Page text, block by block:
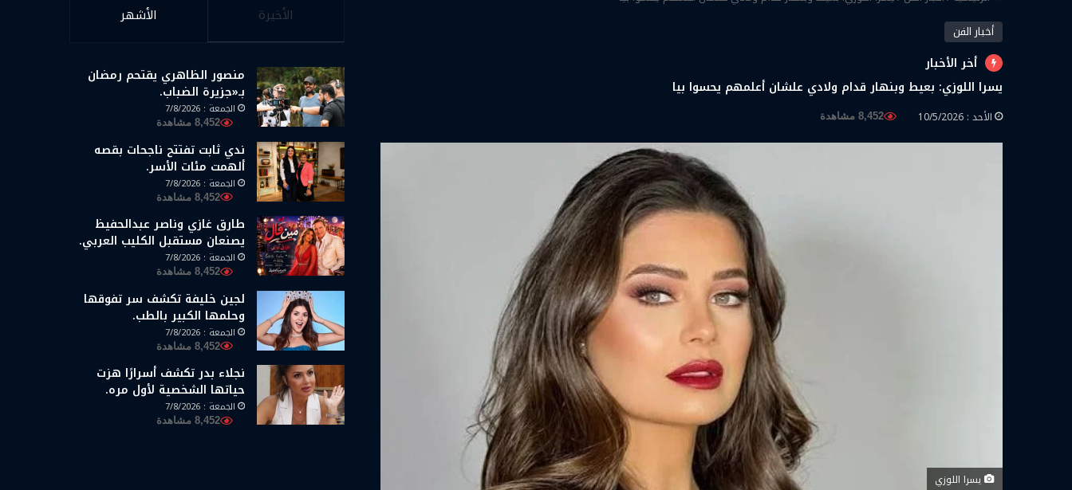
أخبار الفن
أخر الأخبار
يسرا اللوزي: بعيط وبنهار قدام ولادي علشان أعلمهم يحسوا بيا
الأحد : 10/5/2026 8,452 مشاهدة
يسرا اللوزي
الأخيرة الأشهر
منصور الظاهري يقتحم رمضان
بـ«جزيرة الضباب.
الجمعة : 7/8/2026
8,452 مشاهدة
ندي ثابت تفتتح ناجحات بقصه
ألهمت مئات الأسر.
الجمعة : 7/8/2026
8,452 مشاهدة
طارق غازي وناصر عبدالحفيظ
يصنعان مستقبل الكليب العربي.
الجمعة : 7/8/2026
8,452 مشاهدة
لجين خليفة تكشف سر تفوقها
وحلمها الكبير بالطب.
الجمعة : 7/8/2026
8,452 مشاهدة
نجلاء بدر تكشف أسرارًا هزت
حياتها الشخصية لأول مره.
الجمعة : 7/8/2026
8,452 مشاهدة